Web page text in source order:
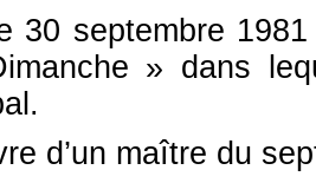
30 septembre
» dans
d’un maître du